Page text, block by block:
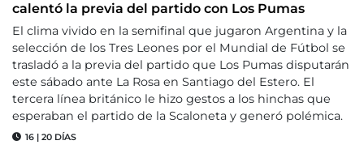
calentó la previa del partido con Los Pumas
El clima vivido en la semifinal que jugaron Argentina y la
selección de los Tres Leones por el Mundial de Fútbol se
trasladó a la previa del partido que Los Pumas disputarán
este sábado ante La Rosa en Santiago del Estero. El
tercera línea británico le hizo gestos a los hinchas que
esperaban el partido de la Scaloneta y generó polémica.
16 | 20 DÍAS